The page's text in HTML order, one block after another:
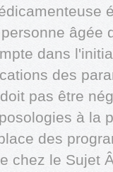
âgée
dans
des
pas être
à la
des
chez le Sujet